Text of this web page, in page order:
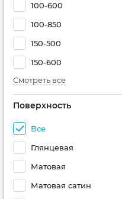
100-600
100-850
150-500
150-600
Смотреть все
Поверхность
Все
Глянцевая
Матовая
Матовая сатин